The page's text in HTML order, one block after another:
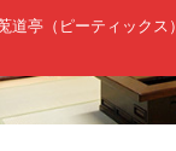
詣り」／桂力造「桃
090-7762-6268
道亭（ピーティックス